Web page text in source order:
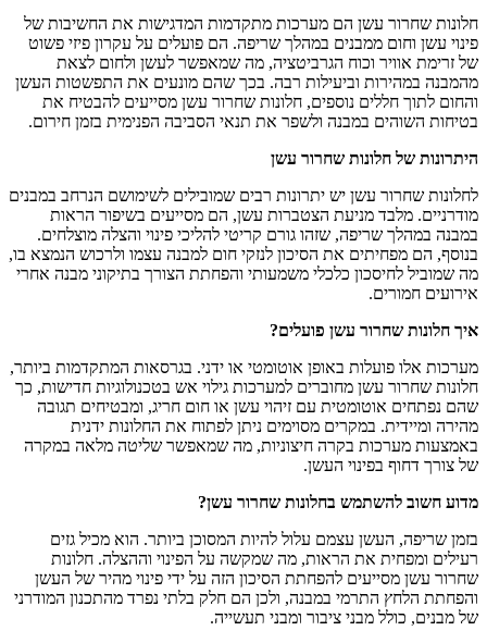
חלונות שחרור עשן הם מערכות מתקדמות המדגישות את החשיבות של
פינוי עשן וחום ממבנים במהלך שריפה. הם פועלים על עקרון פיזי פשוט
של זרימת אוויר וכוח הגרביטציה, מה שמאפשר לעשן ולחום לצאת
מהמבנה במהירות וביעילות רבה. בכך שהם מונעים את התפשטות העשן
והחום לתוך חללים נוספים, חלונות שחרור עשן מסייעים להבטיח את
בטיחות השוהים במבנה ולשפר את תנאי הסביבה הפנימית בזמן חירום.
היתרונות של חלונות שחרור עשן
לחלונות שחרור עשן יש יתרונות רבים שמובילים לשימושם הנרחב במבנים
מודרניים. מלבד מניעת הצטברות עשן, הם מסייעים בשיפור הראות
במבנה במהלך שריפה, שזהו גורם קריטי להליכי פינוי והצלה מוצלחים.
בנוסף, הם מפחיתים את הסיכון לנזקי חום למבנה עצמו ולרכוש הנמצא בו,
מה שמוביל לחיסכון כלכלי משמעותי והפחתת הצורך בתיקוני מבנה אחרי
אירועים חמורים.
איך חלונות שחרור עשן פועלים?
מערכות אלו פועלות באופן אוטומטי או ידני. בגרסאות המתקדמות ביותר,
חלונות שחרור עשן מחוברים למערכות גילוי אש בטכנולוגיות חדישות, כך
שהם נפתחים אוטומטית עם זיהוי עשן או חום חריג, ומבטיחים תגובה
מהירה ומיידית. במקרים מסוימים ניתן לפתוח את החלונות ידנית
באמצעות מערכות בקרה חיצוניות, מה שמאפשר שליטה מלאה במקרה
של צורך דחוף בפינוי העשן.
מדוע חשוב להשתמש בחלונות שחרור עשן?
בזמן שריפה, העשן עצמם עלול להיות המסוכן ביותר. הוא מכיל גזים
רעילים ומפחית את הראות, מה שמקשה על הפינוי וההצלה. חלונות
שחרור עשן מסייעים להפחתת הסיכון הזה על ידי פינוי מהיר של העשן
והפחתת הלחץ התרמי במבנה, ולכן הם חלק בלתי נפרד מהתכנון המודרני
של מבנים, כולל מבני ציבור ומבני תעשייה.